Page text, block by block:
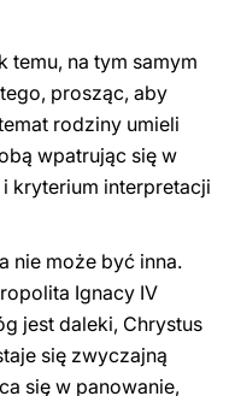
temu, na tym samym
prosząc, aby
rodziny umieli
wpatrując się w
i kryterium interpretacji
nie może być inna.
Ignacy IV
jest daleki, Chrystus
się zwyczajną
się w panowanie,